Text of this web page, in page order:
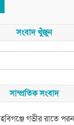
সংবাদ খুঁজুন
সাম্প্রতিক সংবাদ
হবিগঞ্জে গভীর রাতে